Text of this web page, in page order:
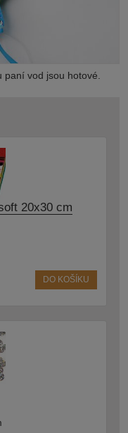
vod jsou hotové.
20x30 cm
DO KOŠÍKU